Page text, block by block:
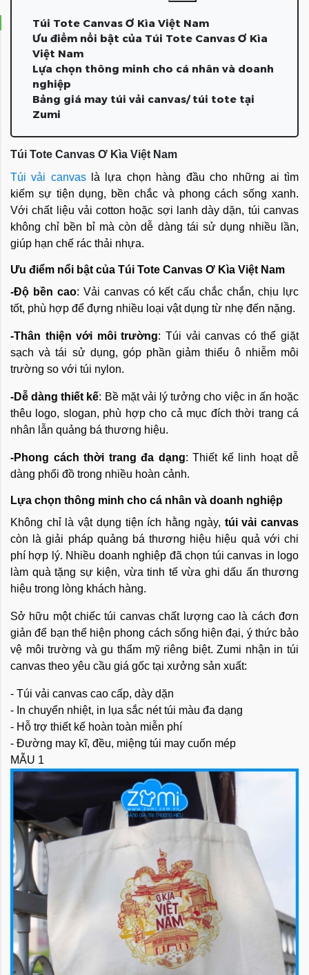
Túi Tote Canvas Ơ Kìa Việt Nam
Ưu điểm nổi bật của Túi Tote Canvas Ơ Kìa
Việt Nam
Lựa chọn thông minh cho cá nhân và doanh
nghiệp
Bảng giá may túi vải canvas/ túi tote tại
Zumi
Túi Tote Canvas Ơ Kìa Việt Nam
Túi vải canvaslà lựa chọn hàng đầu cho những ai tìm
kiếm sự tiện dụng, bền chắc và phong cách sống xanh.
Với chất liệu vải cotton hoặc sợi lanh dày dặn, túi canvas
không chỉ bền bỉ mà còn dễ dàng tái sử dụng nhiều lần,
giúp hạn chế rác thải nhựa.
Ưu điểm nổi bật của Túi Tote Canvas Ơ Kìa Việt Nam
-Độ bền cao: Vải canvas có kết cấu chắc chắn, chịu lực
tốt, phù hợp để đựng nhiều loại vật dụng từ nhẹ đến nặng.
-Thân thiện với môi trường: Túi vải canvas có thể giặt
sạch và tái sử dụng, góp phần giảm thiểu ô nhiễm môi
trường so với túi nylon.
-Dễ dàng thiết kế: Bề mặt vải lý tưởng cho việc in ấn hoặc
thêu logo, slogan, phù hợp cho cả mục đích thời trang cá
nhân lẫn quảng bá thương hiệu.
-Phong cách thời trang đa dạng: Thiết kế linh hoạt dễ
dàng phối đồ trong nhiều hoàn cảnh.
Lựa chọn thông minh cho cá nhân và doanh nghiệp
Không chỉ là vật dụng tiện ích hằng ngày, túi vải canvas
còn là giải pháp quảng bá thương hiệu hiệu quả với chi
phí hợp lý. Nhiều doanh nghiệp đã chọn túi canvas in logo
làm quà tặng sự kiện, vừa tinh tế vừa ghi dấu ấn thương
hiệu trong lòng khách hàng.
Sở hữu một chiếc túi canvas chất lượng cao là cách đơn
giản để bạn thể hiện phong cách sống hiện đại, ý thức bảo
vệ môi trường và gu thẩm mỹ riêng biệt. Zumi nhận in túi
canvas theo yêu cầu giá gốc tại xưởng sản xuất:
- Túi vải canvas cao cấp, dày dặn
- In chuyển nhiệt, in lụa sắc nét túi màu đa dạng
- Hỗ trợ thiết kế hoàn toàn miễn phí
- Đường may kĩ, đều, miệng túi may cuốn mép
MẪU 1